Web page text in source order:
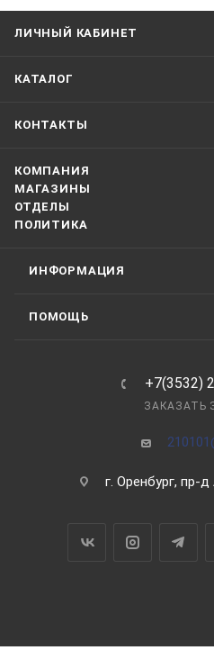
ЛИЧНЫЙ КАБИНЕТ
КАТАЛОГ
КОНТАКТЫ
КОМПАНИЯ
МАГАЗИНЫ
ОТДЕЛЫ
ПОЛИТИКА
ИНФОРМАЦИЯ
ПОМОЩЬ
+7(3532)
ЗАКАЗАТЬ
г. Оренбург, пр-